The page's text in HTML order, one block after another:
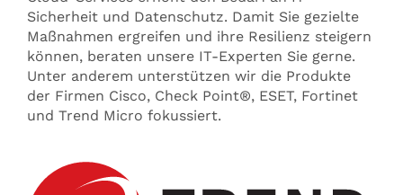
Sicherheit und Datenschutz. Damit Sie gezielte
Maßnahmen ergreifen und ihre Resilienz steigern
können, beraten unsere IT-Experten Sie gerne.
Unter anderem unterstützen wir die Produkte
der Firmen Cisco, Check Point®, ESET, Fortinet
und Trend Micro fokussiert.